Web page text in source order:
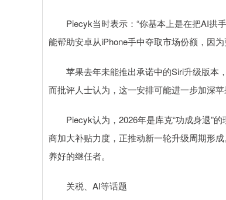
Piecyk当时表示：“你基本上是在把AI拱手
能帮助安卓从iPhone手中夺取市场份额，因
苹果去年未能推出承诺中的Siri升级版本，
而批评人士认为，这一安排可能进一步加深苹
Piecyk认为，2026年是库克“功成身退”的
商加大补贴力度，正推动新一轮升级周期形
养好的继任者。
关税、AI等话题